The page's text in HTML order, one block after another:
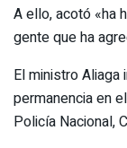
A ello, acotó «ha
gente que ha
El ministro Aliaga
permanencia en
Policía Nacional,